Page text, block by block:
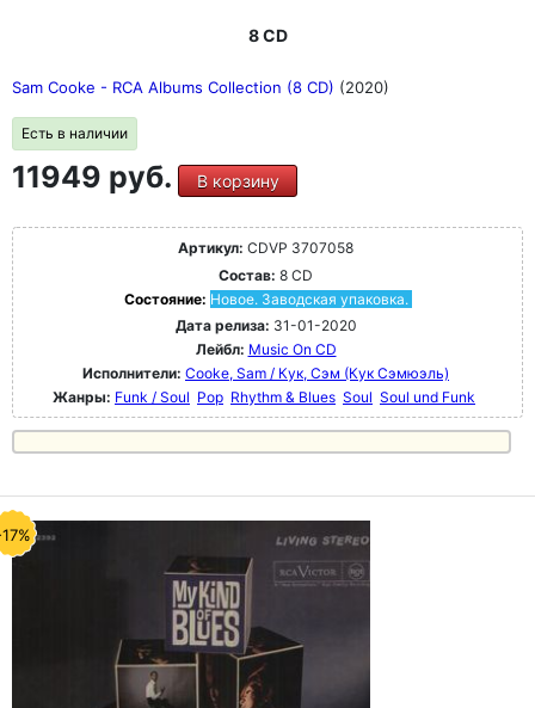
8 CD
Sam Cooke - RCA Albums Collection (8 CD) (2020)
Есть в наличии
11949 руб. В корзину
Артикул: CDVP 3707058
Состав: 8 CD
Состояние: Новое. Заводская упаковка.
Дата релиза: 31-01-2020
Лейбл: Music On CD
Исполнители: Cooke, Sam / Кук, Сэм (Кук Сэмюэль)
Жанры: Funk / Soul Pop Rhythm & Blues Soul Soul und Funk